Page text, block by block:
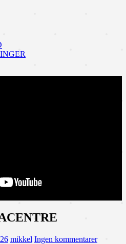
mikkel Ingen kommentarer